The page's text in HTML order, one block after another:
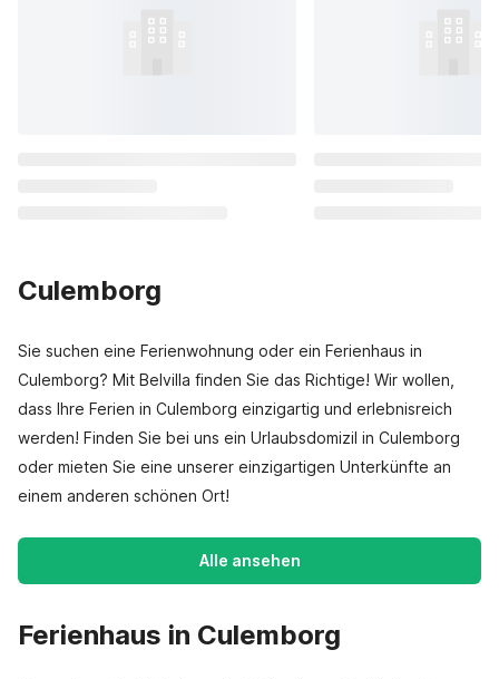
Culemborg
Sie suchen eine Ferienwohnung oder ein Ferienhaus in
Culemborg? Mit Belvilla finden Sie das Richtige! Wir wollen,
dass Ihre Ferien in Culemborg einzigartig und erlebnisreich
werden! Finden Sie bei uns ein Urlaubsdomizil in Culemborg
oder mieten Sie eine unserer einzigartigen Unterkünfte an
einem anderen schönen Ort!
Alle ansehen
Ferienhaus in Culemborg